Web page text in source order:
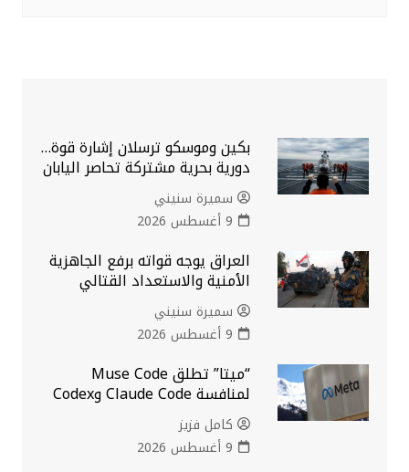
بكين وموسكو ترسلان إشارة قوة…
دورية بحرية مشتركة تحاصر اليابان
سميرة سنيني
9 أغسطس 2026
العراق يوجه قواته برفع الجاهزية
الأمنية والاستعداد القتالي
سميرة سنيني
9 أغسطس 2026
“ميتا” تطلق Muse Code
لمنافسة Claude Code وCodex
كامل فزيز
9 أغسطس 2026